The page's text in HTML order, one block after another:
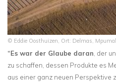
© Eddie Oosthuizen, Ort: Delmas,
“Es war der Glaube daran , der
zu schaffen, dessen Produkte es
aus einer ganz neuen Perspektive